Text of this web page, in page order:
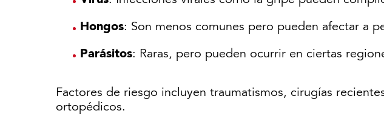
Hongos: Son menos comunes pero pueden afectar a
Parásitos: Raras, pero pueden ocurrir en ciertas
Factores de riesgo incluyen traumatismos, cirugías
ortopédicos.